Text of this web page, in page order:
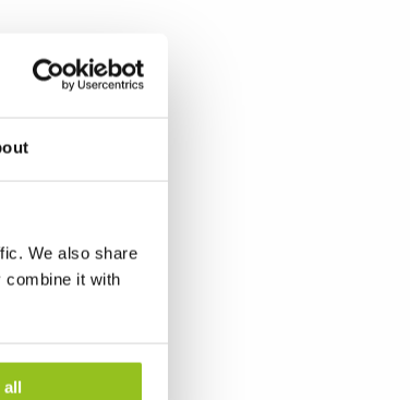
We also share
combine it with
all